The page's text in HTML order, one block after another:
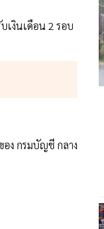
เงินเดือน 2 รอบ
อง กรมบัญชี กลาง